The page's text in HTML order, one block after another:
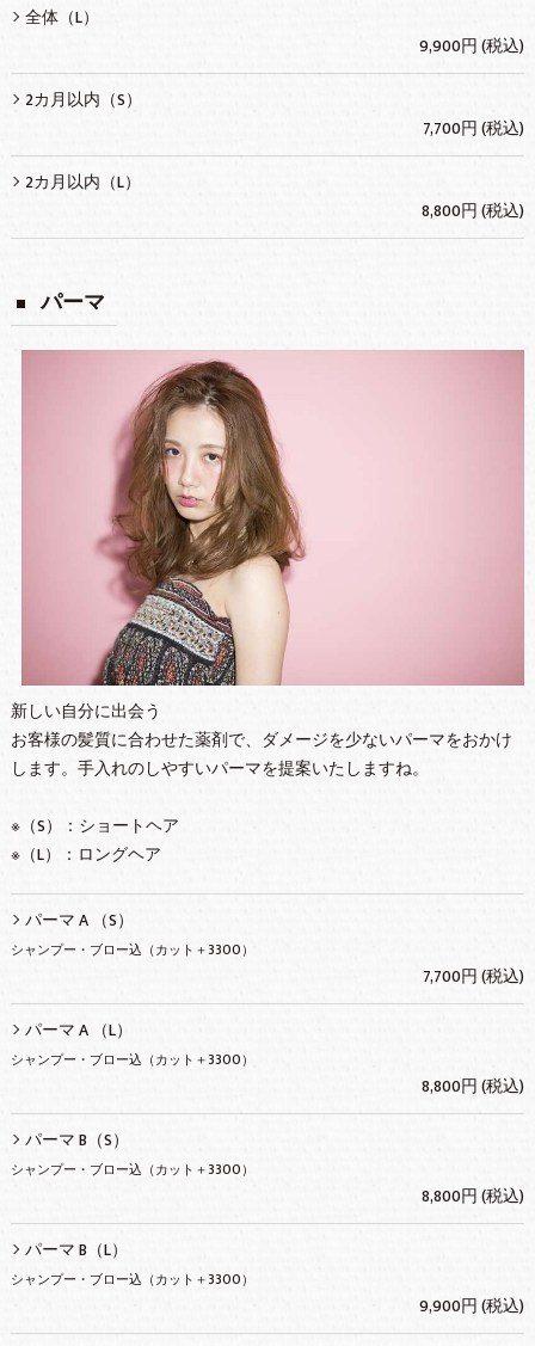
全体（L）
9,900円 (税込)
2カ月以内（S）
7,700円 (税込)
2カ月以内（L）
8,800円 (税込)
パーマ
新しい自分に出会う
お客様の髪質に合わせた薬剤で、ダメージを少ないパーマをおかけ
します。手入れのしやすいパーマを提案いたしますね。
※（S）：ショートヘア
※（L）：ロングヘア
パーマ A （S）
シャンプー・ブロー込（カット＋3300）
7,700円 (税込)
パーマ A （L）
シャンプー・ブロー込（カット＋3300）
8,800円 (税込)
パーマ B（S）
シャンプー・ブロー込（カット＋3300）
8,800円 (税込)
パーマ B（L）
シャンプー・ブロー込（カット＋3300）
9,900円 (税込)